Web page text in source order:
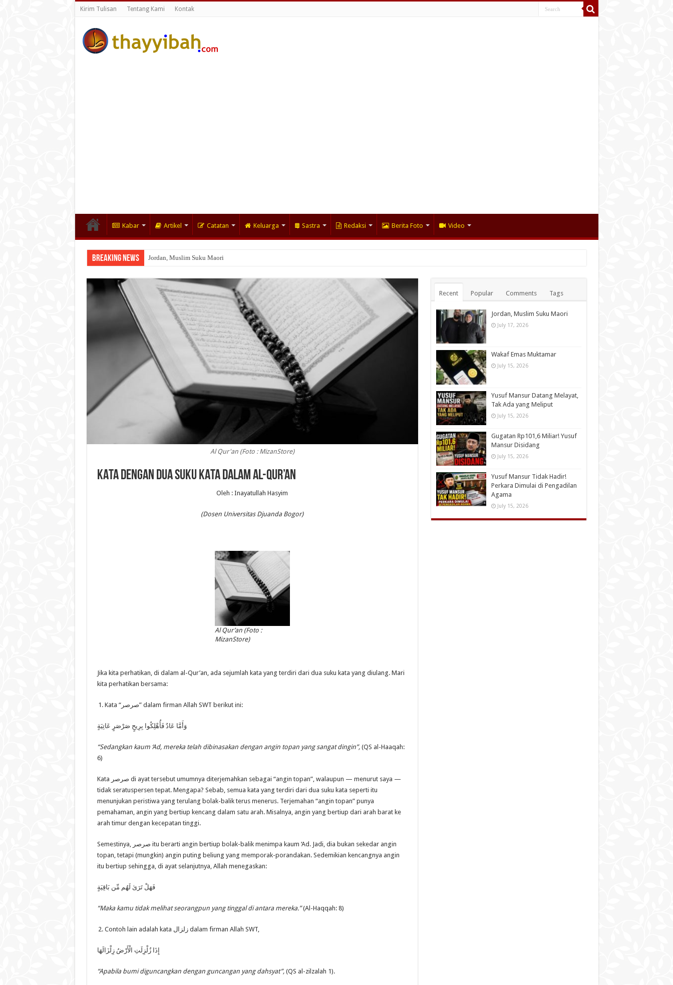
Kirim Tulisan Tentang Kami Kontak
Kabar Artikel Catatan Keluarga Sastra Redaksi Berita Foto Video
Breaking News Wakaf Emas Muktamar
Al Qur'an (Foto : MizanStore)
KATA DENGAN DUA SUKU KATA DALAM AL-QUR’AN
Oleh : Inayatullah Hasyim
(Dosen Universitas Djuanda Bogor)
Al Qur’an (Foto :
MizanStore)
Jika kita perhatikan, di dalam al-Qur’an, ada sejumlah kata yang terdiri dari dua suku kata yang diulang. Mari
kita perhatikan bersama:
Kata “صرصر” dalam firman Allah SWT berikut ini:
وَأَمَّا عَادٌ فَأُهْلِكُوا بِرِيحٍ صَرْصَرٍ عَاتِيَةٍ
“Sedangkan kaum ‘Ad, mereka telah dibinasakan dengan angin topan yang sangat dingin”,(QS al-Haaqah:
6)
Kata صرصر di ayat tersebut umumnya diterjemahkan sebagai “angin topan”, walaupun — menurut saya —
tidak seratuspersen tepat. Mengapa? Sebab, semua kata yang terdiri dari dua suku kata seperti itu
menunjukan peristiwa yang terulang bolak-balik terus menerus. Terjemahan “angin topan” punya
pemahaman, angin yang bertiup kencang dalam satu arah. Misalnya, angin yang bertiup dari arah barat ke
arah timur dengan kecepatan tinggi.
Semestinya, صرصر itu berarti angin bertiup bolak-balik menimpa kaum ‘Ad. Jadi, dia bukan sekedar angin
topan, tetapi (mungkin) angin puting beliung yang memporak-porandakan. Sedemikian kencangnya angin
itu bertiup sehingga, di ayat selanjutnya, Allah menegaskan:
فَهَلْ تَرَىٰ لَهُم مِّن بَاقِيَةٍ
“Maka kamu tidak melihat seorangpun yang tinggal di antara mereka.”(Al-Haqqah: 8)
Contoh lain adalah kata زلزال dalam firman Allah SWT,
إِذَا زُلْزِلَتِ الْأَرْضُ زِلْزَالَهَا
“Apabila bumi diguncangkan dengan guncangan yang dahsyat”,(QS al-zilzalah 1).
Recent Popular Comments Tags
Jordan, Muslim Suku Maori
July 17, 2026
Wakaf Emas Muktamar
July 15, 2026
Yusuf Mansur Datang Melayat,
Tak Ada yang Meliput
July 15, 2026
Gugatan Rp101,6 Miliar! Yusuf
Mansur Disidang
July 15, 2026
Yusuf Mansur Tidak Hadir!
Perkara Dimulai di Pengadilan
Agama
July 15, 2026